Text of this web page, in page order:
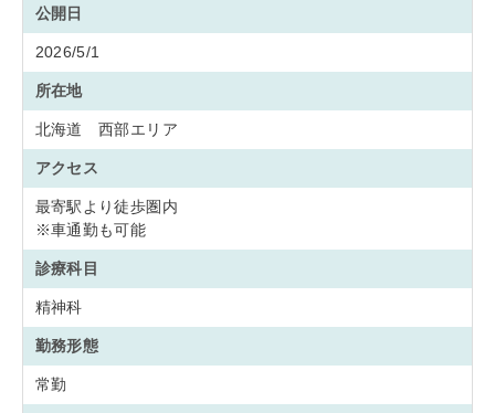
公開日
2026/5/1
所在地
北海道 西部エリア
アクセス
最寄駅より徒歩圏内
※車通勤も可能
診療科目
精神科
勤務形態
常勤